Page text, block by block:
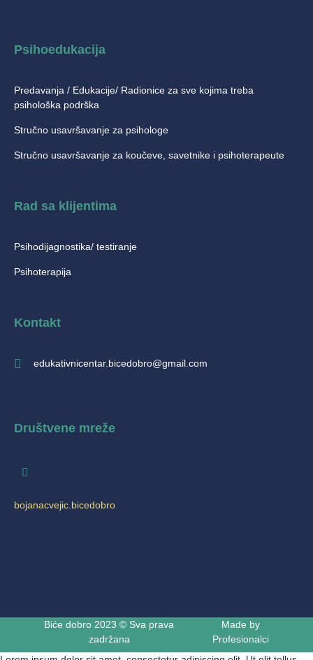
Psihoedukacija
Predavanja / Edukacije/ Radionice za sve kojima treba
psihološka podrška
Stručno usavršavanje za psihologe
Stručno usavršavanje za koučeve, savetnike i psihoterapeute
Rad sa klijentima
Psihodijagnostika/ testiranje
Psihoterapija
Kontakt
edukativnicentar.bicedobro@gmail.com
Društvene mreže
bojanacvejic.bicedobro
Biće dobro 2023 © Sva prava
zadržana
Made by
Profesionalci